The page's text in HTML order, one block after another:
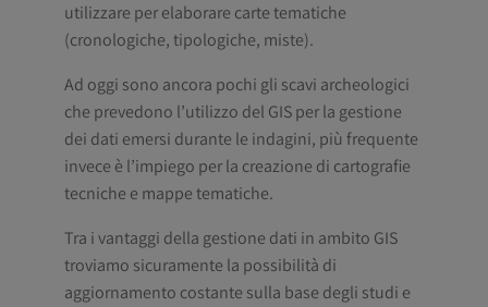
utilizzare per elaborare carte tematiche
(cronologiche, tipologiche, miste).
Ad oggi sono ancora pochi gli scavi archeologici
che prevedono l’utilizzo del GIS per la gestione
dei dati emersi durante le indagini, più frequente
invece è l’impiego per la creazione di cartografie
tecniche e mappe tematiche.
Tra i vantaggi della gestione dati in ambito GIS
troviamo sicuramente la possibilità di
aggiornamento costante sulla base degli studi e